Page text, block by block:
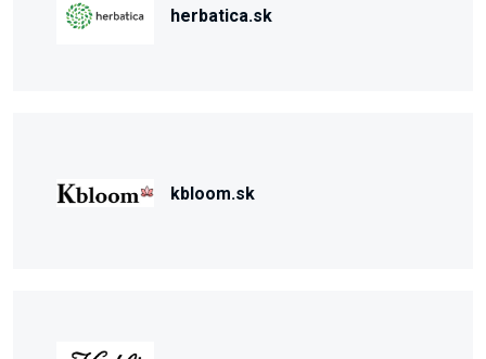
herbatica.sk
kbloom.sk